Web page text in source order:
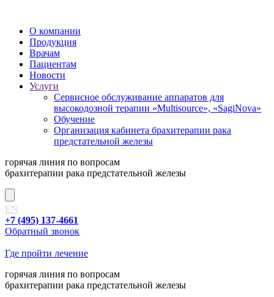
О компании
Продукция
Врачам
Пациентам
Новости
Услуги
Сервисное обслуживание аппаратов для
высокодозной терапии «Multisource», «SagiNova»
Обучение
Организация кабинета брахитерапии рака
предстательной железы
горячая линия по вопросам
брахитерапии рака предстательной железы
EN
+7 (495) 137-4661
Обратный звонок
Где пройти лечение
горячая линия по вопросам
брахитерапии рака предстательной железы